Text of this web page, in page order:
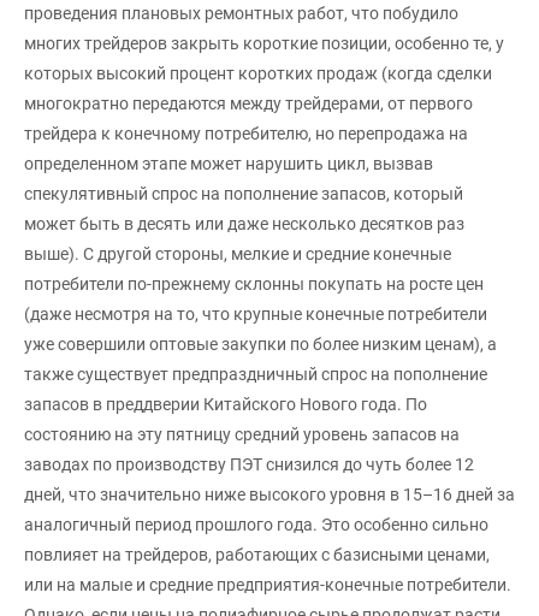
проведения плановых ремонтных работ, что побудило
многих трейдеров закрыть короткие позиции, особенно те, у
которых высокий процент коротких продаж (когда сделки
многократно передаются между трейдерами, от первого
трейдера к конечному потребителю, но перепродажа на
определенном этапе может нарушить цикл, вызвав
спекулятивный спрос на пополнение запасов, который
может быть в десять или даже несколько десятков раз
выше). С другой стороны, мелкие и средние конечные
потребители по-прежнему склонны покупать на росте цен
(даже несмотря на то, что крупные конечные потребители
уже совершили оптовые закупки по более низким ценам), а
также существует предпраздничный спрос на пополнение
запасов в преддверии Китайского Нового года. По
состоянию на эту пятницу средний уровень запасов на
заводах по производству ПЭТ снизился до чуть более 12
дней, что значительно ниже высокого уровня в 15–16 дней за
аналогичный период прошлого года. Это особенно сильно
повлияет на трейдеров, работающих с базисными ценами,
или на малые и средние предприятия-конечные потребители.